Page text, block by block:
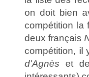
on doit bien
compétition la
deux français
compétition, il
d'Agnès et